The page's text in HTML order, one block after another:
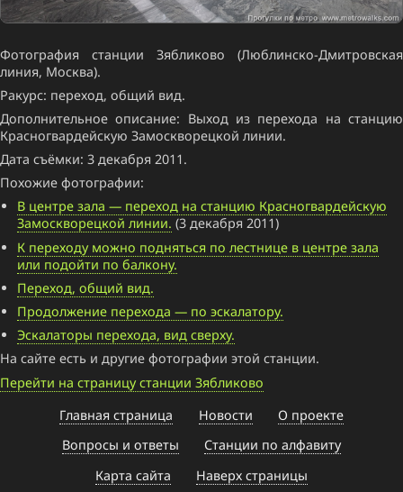
Фотография станции Зябликово (Люблинско-Дмитровская
линия, Москва).
Ракурс: переход, общий вид.
Дополнительное описание: Выход из перехода на станцию
Красногвардейскую Замоскворецкой линии.
Дата съёмки: 3 декабря 2011.
Похожие фотографии:
В центре зала — переход на станцию Красногвардейскую
Замоскворецкой линии. (3 декабря 2011)
К переходу можно подняться по лестнице в центре зала
или подойти по балкону.
Переход, общий вид.
Продолжение перехода — по эскалатору.
Эскалаторы перехода, вид сверху.
На сайте есть и другие фотографии этой станции.
Перейти на страницу станции Зябликово
Главная страница
Новости
О проекте
Вопросы и ответы
Станции по алфавиту
Карта сайта
Наверх страницы